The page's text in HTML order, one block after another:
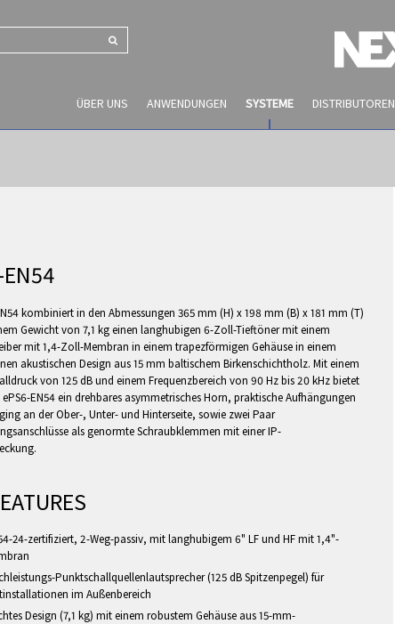
SEARCH
ÜBER UNS ANWENDUNGEN SYSTEME DISTRIBUTOREN
kombiniert in den Abmessungen 365 mm (H) x 198 mm (B) x 181 mm (T)
Gewicht von 7,1 kg einen langhubigen 6-Zoll-Tieftöner mit einem
mit 1,4-Zoll-Membran in einem trapezförmigen Gehäuse in einem
akustischen Design aus 15 mm baltischem Birkenschichtholz. Mit einem
von 125 dB und einem Frequenzbereich von 90 Hz bis 20 kHz bietet
EN54 ein drehbares asymmetrisches Horn, praktische Aufhängungen
an der Ober-, Unter- und Hinterseite, sowie zwei Paar
als genormte Schraubklemmen mit einer IP-
24-zertifiziert, 2-Weg-passiv, mit langhubigem 6" LF und HF mit 1,4"-
Punktschallquellenlautsprecher (125 dB Spitzenpegel) für
im Außenbereich
Design (7,1 kg) mit einem robustem Gehäuse aus 15-mm-